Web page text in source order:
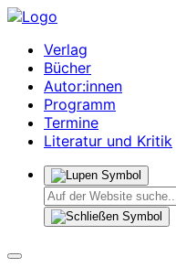
Verlag
Bücher
Autor:innen
Programm
Termine
Literatur und Kritik